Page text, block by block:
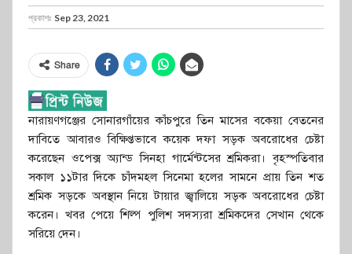
প্রকাশঃ Sep 23, 2021
Share
নারায়ণগঞ্জের সোনারগাঁয়ের কাঁচপুরে তিন মাসের বকেয়া বেতনের
দাবিতে আবারও বিক্ষিপ্তভাবে কয়েক দফা সড়ক অবরোধের চেষ্টা
করেছেন ওপেক্স অ্যান্ড সিনহা গার্মেন্টসের শ্রমিকরা। বৃহস্পতিবার
সকাল ১১টার দিকে চাঁদমহল সিনেমা হলের সামনে প্রায় তিন শত
শ্রমিক সড়কে অবস্থান নিয়ে টায়ার জ্বালিয়ে সড়ক অবরোধের চেষ্টা
করেন। খবর পেয়ে শিল্প পুলিশ সদস্যরা শ্রমিকদের সেখান থেকে
সরিয়ে দেন।